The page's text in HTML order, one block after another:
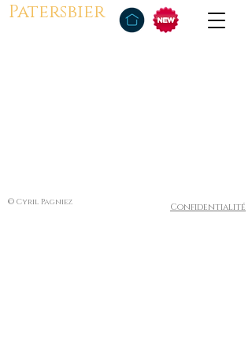
Patersbier
© Cyril Pagniez Confidentialité